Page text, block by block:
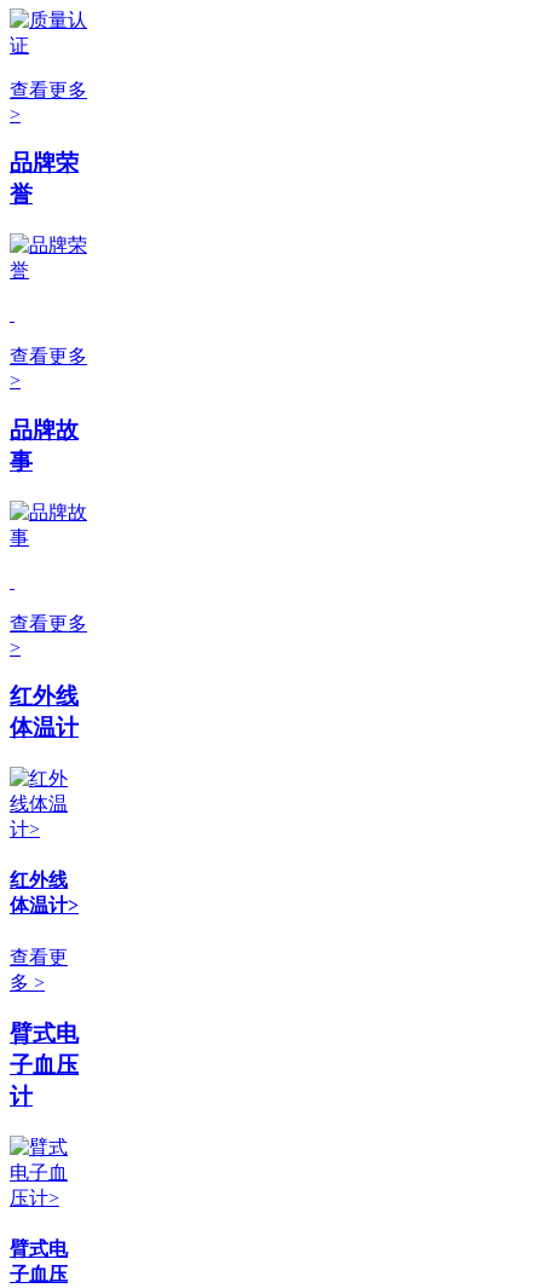
查看更多
>
品牌荣
誉
查看更多
>
品牌故
事
查看更多
>
红外线
体温计
红外线
体温计>
查看更
多 >
臂式电
子血压
计
臂式电
子血压